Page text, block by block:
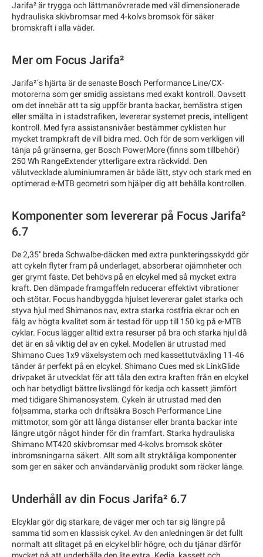
Jarifa² är trygga och lättmanövrerade med väl dimensionerade
hydrauliska skivbromsar med 4-kolvs bromsok för säker
bromskraft i alla väder.
Mer om Focus Jarifa²
Jarifa²´s hjärta är de senaste Bosch Performance Line/CX-
motorerna som ger smidig assistans med exakt kontroll. Oavsett
om det innebär att ta sig uppför branta backar, bemästra stigen
eller smälta in i stadstrafiken, levererar systemet precis, intelligent
kontroll. Med fyra assistansnivåer bestämmer cyklisten hur
mycket trampkraft de vill bidra med. Och för de som verkligen vill
tänja på gränserna, ger Bosch PowerMore (finns som tillbehör)
250 Wh RangeExtender ytterligare extra räckvidd. Den
välutvecklade aluminiumramen är både lätt, styv och stark med en
optimerad e-MTB geometri som hjälper dig att behålla kontrollen.
Komponenter som levererar på Focus Jarifa²
6.7
De 2,35" breda Schwalbe-däcken med extra punkteringsskydd gör
att cykeln flyter fram på underlaget, absorberar ojämnheter och
ger grymt fäste. Det behövs på en elcykel med så mycket extra
kraft. Den dämpade framgaffeln reducerar effektivt vibrationer
och stötar. Focus handbyggda hjulset levererar galet starka och
styva hjul med Shimanos nav, extra starka rostfria ekrar och en
fälg av högta kvalitet som är testad för upp till 150 kg på e-MTB
cyklar. Focus lägger alltid extra resurser på bra och starka hjul då
det är en så viktig del av en cykel. Modellen är utrustad med
Shimano Cues 1x9 växelsystem och med kassettutväxling 11-46
tänder är perfekt på en elcykel. Shimano Cues med sk LinkGlide
drivpaket är utvecklat för att tåla den extra kraften från en elcykel
och har betydligt bättre livslängd för kedja och kassett jämfört
med tidigare Shimanosystem. Cykeln är utrustad med den
följsamma, starka och driftsäkra Bosch Performance Line
mittmotor, som gör att långa distanser eller branta backar inte
längre utgör något hinder för din framfart. Starka hydrauliska
Shimano MT420 skivbromsar med 4-kolvs bromsok sköter
inbromsningarna säkert. Allt som allt stryktåliga komponenter
som ger en säker och användarvänlig produkt som räcker länge.
Underhåll av din Focus Jarifa² 6.7
Elcyklar gör dig starkare, de väger mer och tar sig längre på
samma tid som en klassisk cykel. Av den anledningen är det fullt
normalt att slitaget på en elcykel blir högre, och du tjänar därför